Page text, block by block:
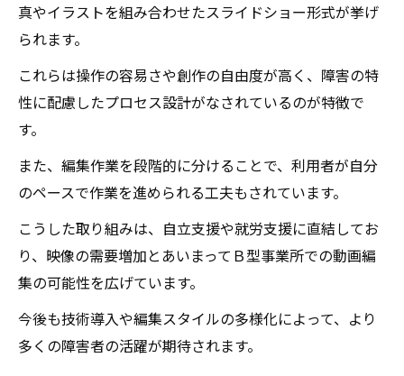
真やイラストを組み合わせたスライドショー形式が挙げ
られます。
これらは操作の容易さや創作の自由度が高く、障害の特
性に配慮したプロセス設計がなされているのが特徴で
す。
また、編集作業を段階的に分けることで、利用者が自分
のペースで作業を進められる工夫もされています。
こうした取り組みは、自立支援や就労支援に直結してお
り、映像の需要増加とあいまってＢ型事業所での動画編
集の可能性を広げています。
今後も技術導入や編集スタイルの多様化によって、より
多くの障害者の活躍が期待されます。